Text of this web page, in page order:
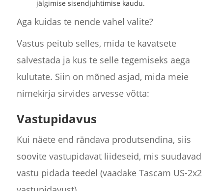
jälgimise sisendjuhtimise kaudu.
Aga kuidas te nende vahel valite?
Vastus peitub selles, mida te kavatsete
salvestada ja kus te selle tegemiseks aega
kulutate. Siin on mõned asjad, mida meie
nimekirja sirvides arvesse võtta:
Vastupidavus
Kui näete end rändava produtsendina, siis
soovite vastupidavat liideseid, mis suudavad
vastu pidada teedel (vaadake Tascam US-2x2